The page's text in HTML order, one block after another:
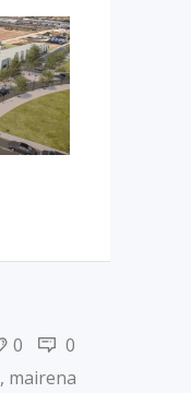
0
0
, mairena